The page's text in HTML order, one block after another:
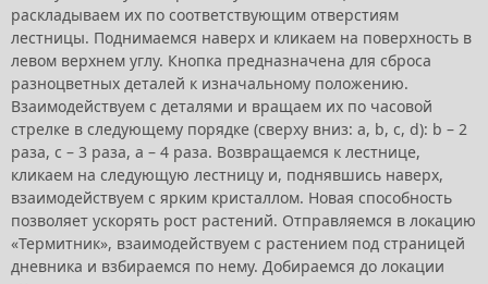
раскладываем их по соответствующим отверстиям
лестницы. Поднимаемся наверх и кликаем на поверхность в
левом верхнем углу. Кнопка предназначена для сброса
разноцветных деталей к изначальному положению.
Взаимодействуем с деталями и вращаем их по часовой
стрелке в следующему порядке (сверху вниз: a, b, c, d): b – 2
раза, с – 3 раза, a – 4 раза. Возвращаемся к лестнице,
кликаем на следующую лестницу и, поднявшись наверх,
взаимодействуем с ярким кристаллом. Новая способность
позволяет ускорять рост растений. Отправляемся в локацию
«Термитник», взаимодействуем с растением под страницей
дневника и взбираемся по нему. Добираемся до локации